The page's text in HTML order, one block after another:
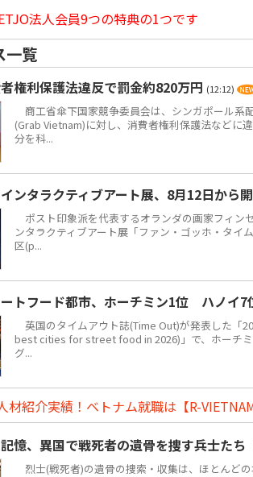
法人会員9つの特典の1つです
一覧
権利保護法違反で罰金約820万円 (12:12)
商工省傘下国家競争委員会は、シンガポール系
(Grab Vietnam)に対し、消費者権利保護法などに
分を科...
ンタラクティブアート展、8月12日から
ポスト印象派を代表するオランダの画家フィン
ンタラクティブアート展「ファン・ゴッホ・タイ
区(p...
トフード都市、ホーチミン1位 ハノイ7
英国のタイムアウト誌(Time Out)が発表した「
best cities for street food in 2026)」で、ホーチ
グ...
材紹介実績！ベトナム就職は【R-VIETNAM
憶、異国で戦死者の遺骨を捜す兵士たち
烈士(戦死者)の遺骨の捜索・収集は、ほとんど